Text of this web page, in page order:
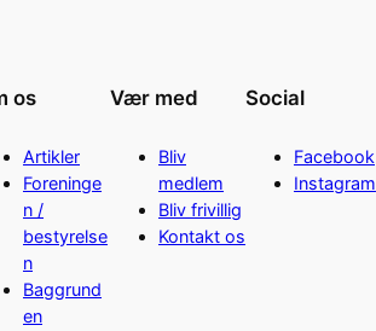
os
Artikler
Foreninge
n /
bestyrelse
n
Baggrund
en
Vær med
Bliv
medlem
Bliv frivillig
Kontakt os
Social
Facebook
Instagram